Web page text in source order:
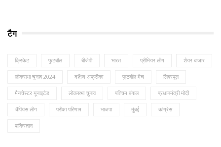
टैग
क्रिकेट फुटबॉल बीजेपी भारत प्रीमियर लीग शेयर बाजार
लोकसभा चुनाव 2024 दक्षिण अफ्रीका फुटबॉल मैच लिवरपूल
मैनचेस्टर यूनाइटेड लोकसभा चुनाव पश्चिम बंगाल प्रधानमंत्री मोदी
चैंपियंस लीग परीक्षा परिणाम भाजपा मुंबई कांग्रेस
पाकिस्तान